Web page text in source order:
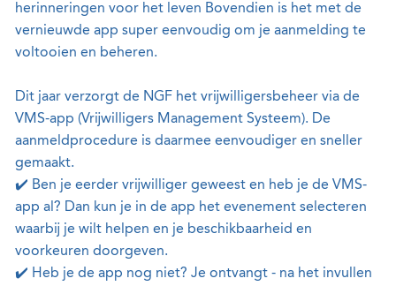
herinneringen voor het leven Bovendien is het met de
vernieuwde app super eenvoudig om je aanmelding te
voltooien en beheren.
Dit jaar verzorgt de NGF het vrijwilligersbeheer via de
VMS-app (Vrijwilligers Management Systeem). De
aanmeldprocedure is daarmee eenvoudiger en sneller
gemaakt.
✔️ Ben je eerder vrijwilliger geweest en heb je de VMS-
app al? Dan kun je in de app het evenement selecteren
waarbij je wilt helpen en je beschikbaarheid en
voorkeuren doorgeven.
✔️ Heb je de app nog niet? Je ontvangt - na het invullen